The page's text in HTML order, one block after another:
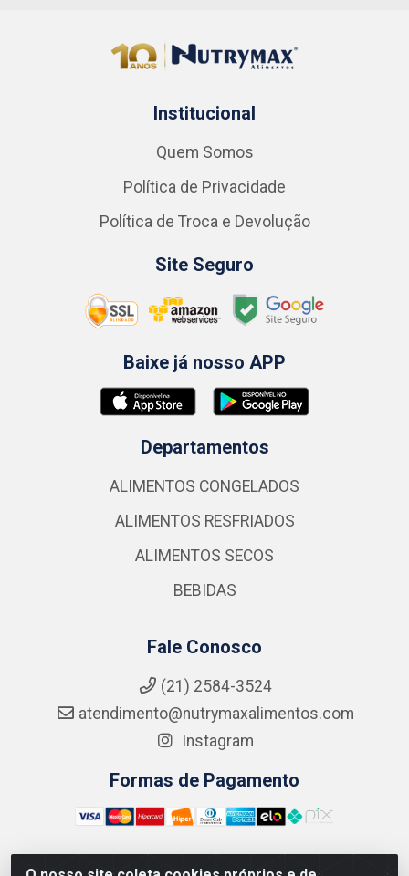
Institucional
Quem Somos
Política de Privacidade
Política de Troca e Devolução
Site Seguro
Baixe já nosso APP
Departamentos
ALIMENTOS CONGELADOS
ALIMENTOS RESFRIADOS
ALIMENTOS SECOS
BEBIDAS
Fale Conosco
(21) 2584-3524
atendimento@nutrymaxalimentos.com
Instagram
Formas de Pagamento